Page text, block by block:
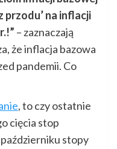
na inflacji
– zaznaczają
że inflacja bazowa
pandemii. Co
, to czy ostatnie
cięcia stop
stopy